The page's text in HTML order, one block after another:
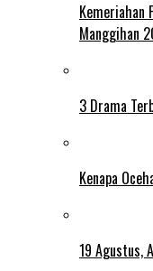
Kemeriahan
Manggihan
3 Drama
Kenapa
19 Agustus,